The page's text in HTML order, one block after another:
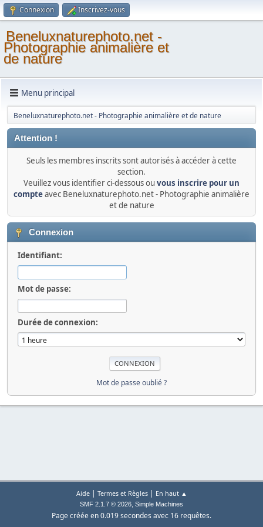
Connexion Inscrivez-vous
Beneluxnaturephoto.net -
Photographie animalière et
de nature
Menu principal
Beneluxnaturephoto.net - Photographie animalière et de nature
Attention !
Seuls les membres inscrits sont autorisés à accéder à cette
section.
Veuillez vous identifier ci-dessous ou vous inscrire pour un
compteavec Beneluxnaturephoto.net - Photographie animalière
et de nature
Connexion
Identifiant:
Mot de passe:
Durée de connexion:
Mot de passe oublié ?
Aide| Termes et Règles| En haut ▲
SMF 2.1.7 © 2026, Simple Machines
Page créée en 0.019 secondes avec 16 requêtes.